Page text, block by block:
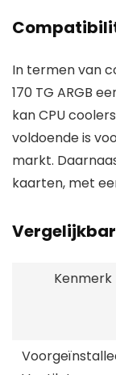
In termen van
170 TG ARGB
kan CPU
voldoende is
markt.
kaarten, met
Kenmerk